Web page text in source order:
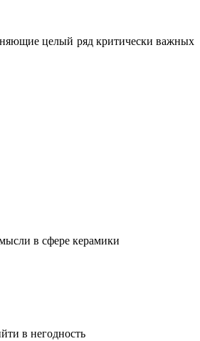
целый ряд критически важных
в сфере керамики
в негодность